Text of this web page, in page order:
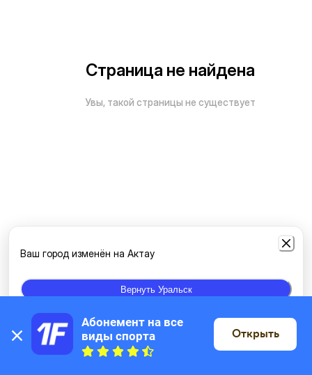
Страница не найдена
Увы, такой страницы не существует
На карте
Ваш город изменён на Актау
Вернуть Уральск
Абонемент на все
виды спорта
Открыть